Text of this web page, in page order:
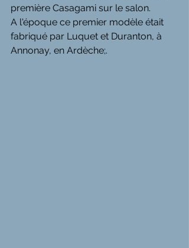
première Casagami sur le salon.
A l'époque ce premier modèle était
fabriqué par Luquet et Duranton, à
Annonay, en Ardèche;.